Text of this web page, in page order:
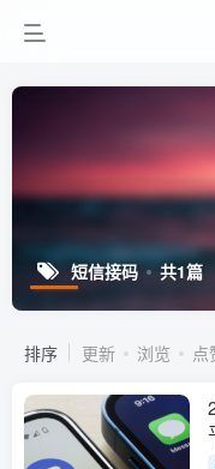
短信接码 共1篇
排序 更新 浏览 点